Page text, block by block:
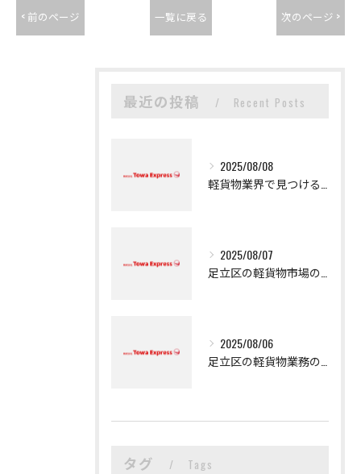
< 前のページ 一覧に戻る 次のページ >
最近の投稿 Recent Posts
2025/08/08
2025/08/07
2025/08/06
タグ Tags